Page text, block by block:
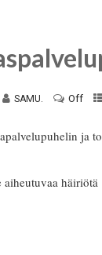
SAMU. Off
ja
aiheutuvaa häiriötä